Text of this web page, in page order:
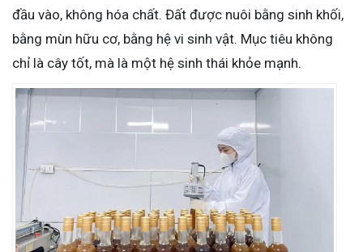
đầu vào, không hóa chất. Đất được nuôi bằng sinh khối,
bằng mùn hữu cơ, bằng hệ vi sinh vật. Mục tiêu không
chỉ là cây tốt, mà là một hệ sinh thái khỏe mạnh.